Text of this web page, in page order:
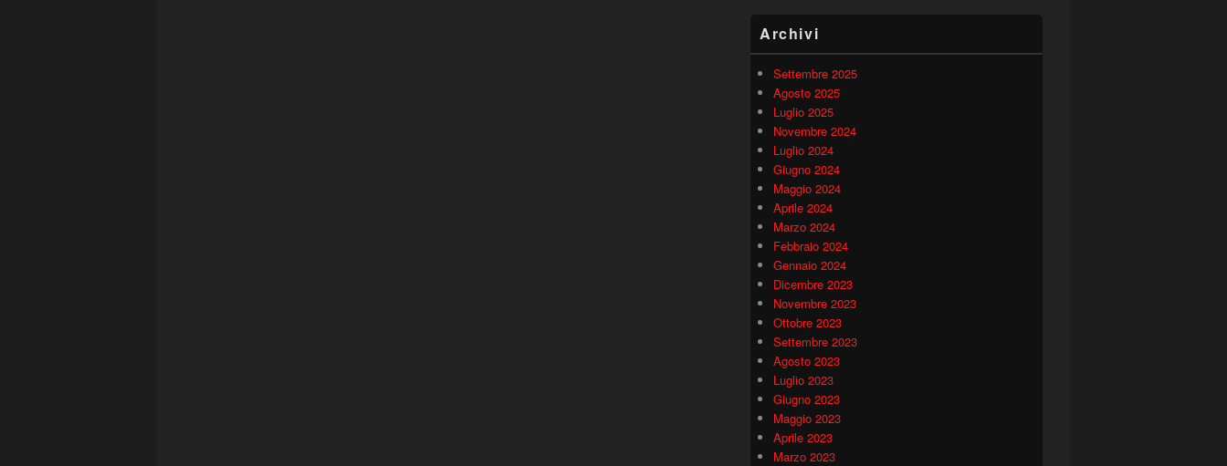
Archivi
Settembre 2025
Agosto 2025
Luglio 2025
Novembre 2024
Luglio 2024
Giugno 2024
Maggio 2024
Aprile 2024
Marzo 2024
Febbraio 2024
Gennaio 2024
Dicembre 2023
Novembre 2023
Ottobre 2023
Settembre 2023
Agosto 2023
Luglio 2023
Giugno 2023
Maggio 2023
Aprile 2023
Marzo 2023